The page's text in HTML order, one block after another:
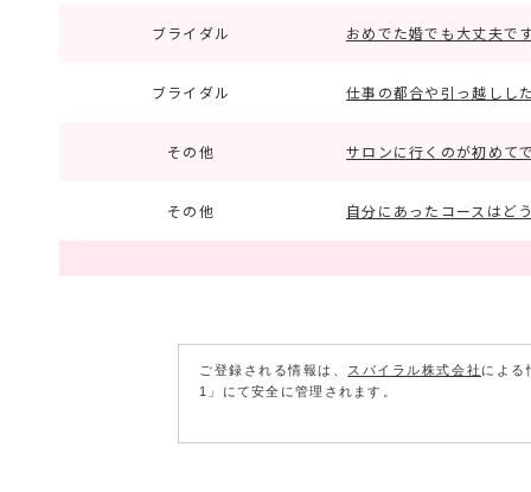
ブライダル おめでた婚でも大丈夫で
ブライダル 仕事の都合や引っ越しし
その他 サロンに行くのが初めて
その他 自分にあったコースはど
ご登録される情報は、 スパイラル株式会社 による
1」にて安全に管理されます。